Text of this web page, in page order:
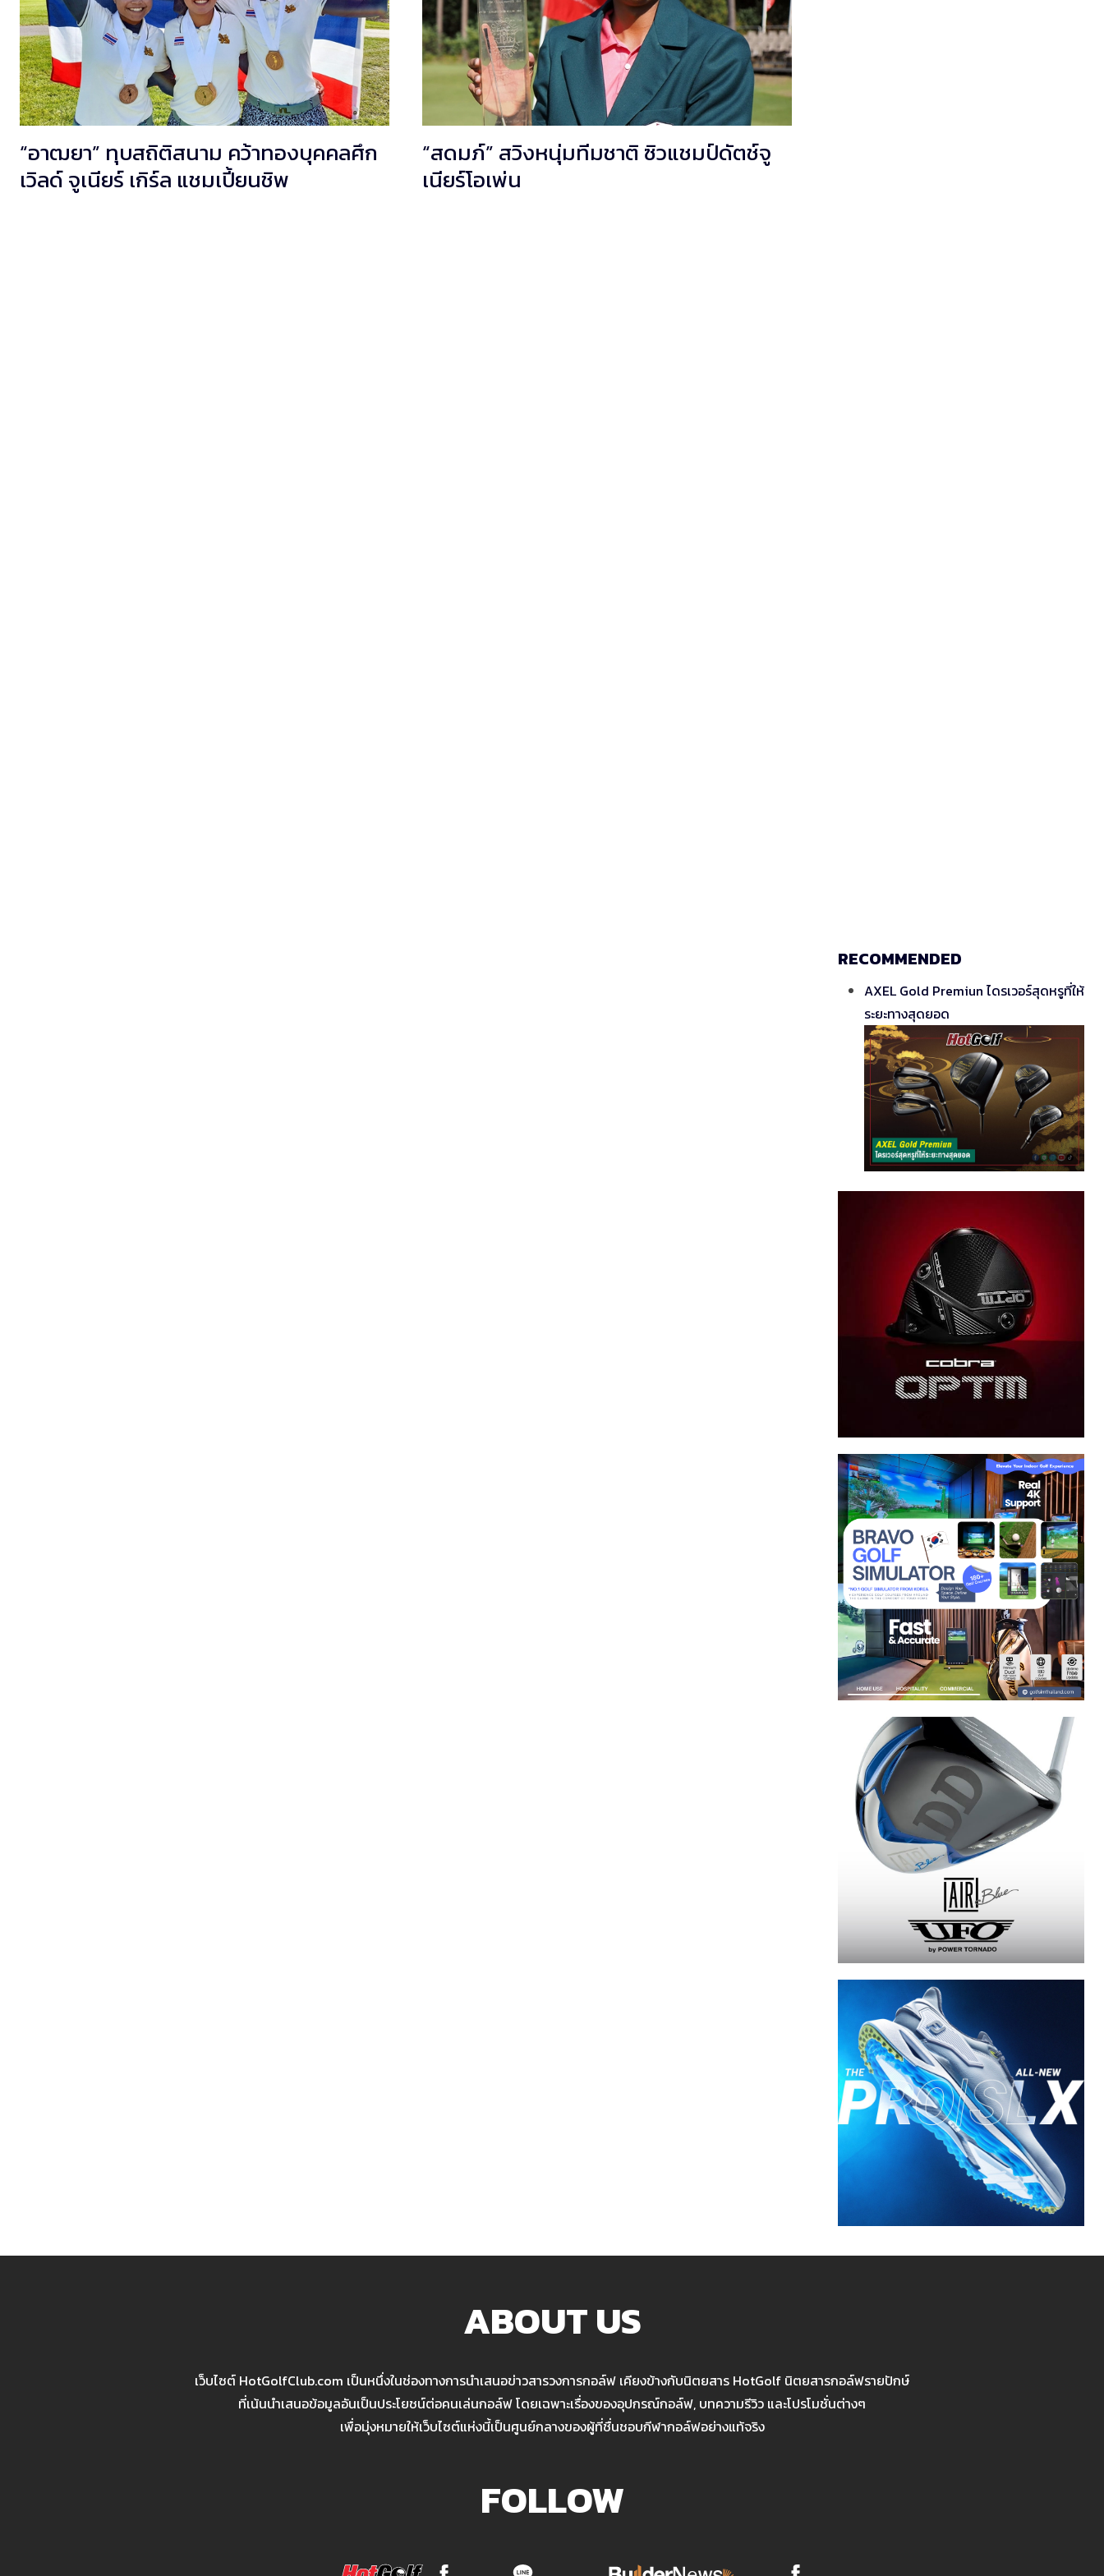
“อาฒยา” ทุบสถิติสนาม คว้าทองบุคคลศึก
เวิลด์ จูเนียร์ เกิร์ล แชมเปี้ยนชิพ
“สดมภ์” สวิงหนุ่มทีมชาติ ซิวแชมป์ดัตช์จู
เนียร์โอเพ่น
RECOMMENDED
AXEL Gold Premiun ไดรเวอร์สุดหรูที่ให้
ระยะทางสุดยอด
ABOUT US
เว็บไซต์ HotGolfClub.com เป็นหนึ่งในช่องทางการนำเสนอข่าวสารวงการกอล์ฟ เคียงข้างกับนิตยสาร HotGolf นิตยสารกอล์ฟรายปักษ์
ที่เน้นนำเสนอข้อมูลอันเป็นประโยชน์ต่อคนเล่นกอล์ฟ โดยเฉพาะเรื่องของอุปกรณ์กอล์ฟ, บทความรีวิว และโปรโมชั่นต่างๆ
เพื่อมุ่งหมายให้เว็บไซต์แห่งนี้เป็นศูนย์กลางของผู้ที่ชื่นชอบกีฬากอล์ฟอย่างแท้จริง
FOLLOW